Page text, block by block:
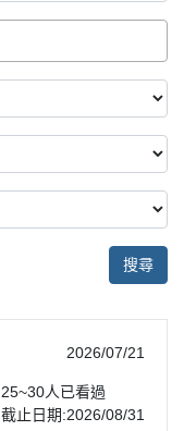
搜尋
2026/07/21
25~30人已看過
截止日期:2026/08/31